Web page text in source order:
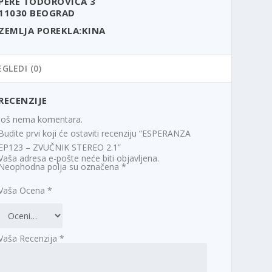
BEOGRAD
POREKLA:KINA
(0)
nema komentara.
prvi koji će ostaviti recenziju “ESPERANZA
– ZVUČNIK STEREO 2.1”
adresa e-pošte neće biti objavljena.
polja su označena*
Ocena*
Recenzija*